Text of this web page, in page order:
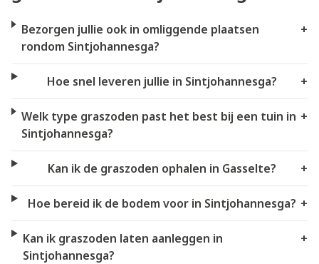
Bezorgen jullie ook in omliggende plaatsen
rondom Sintjohannesga?
+
Hoe snel leveren jullie in Sintjohannesga? +
Welk type graszoden past het best bij een tuin in
Sintjohannesga?
+
Kan ik de graszoden ophalen in Gasselte? +
Hoe bereid ik de bodem voor in Sintjohannesga? +
Kan ik graszoden laten aanleggen in
Sintjohannesga?
+